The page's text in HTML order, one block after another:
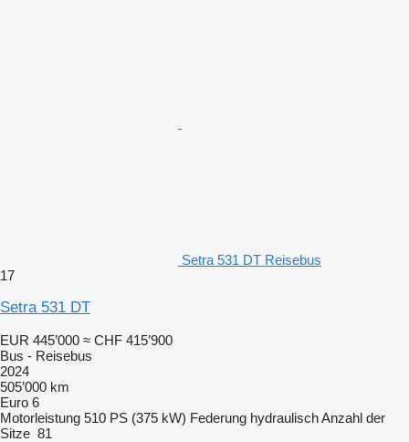
Setra 531 DT Reisebus
17
Setra 531 DT
EUR 445’000 ≈ CHF 415’900
Bus - Reisebus
2024
505’000 km
Euro 6
Motorleistung 510 PS (375 kW) Federung hydraulischAnzahl der
Sitze 81